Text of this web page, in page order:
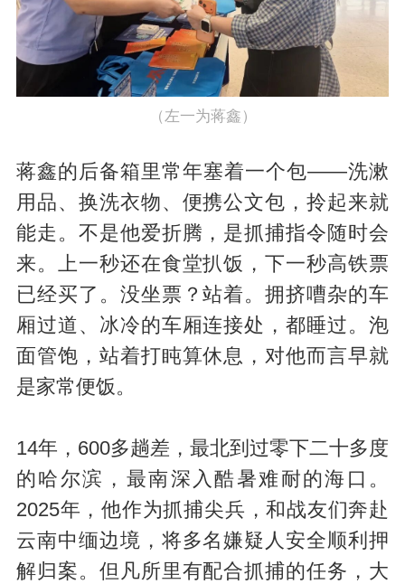
（左一为蒋鑫）
蒋鑫的后备箱里常年塞着一个包——洗漱
用品、换洗衣物、便携公文包，拎起来就
能走。不是他爱折腾，是抓捕指令随时会
来。上一秒还在食堂扒饭，下一秒高铁票
已经买了。没坐票？站着。拥挤嘈杂的车
厢过道、冰冷的车厢连接处，都睡过。泡
面管饱，站着打盹算休息，对他而言早就
是家常便饭。
14年，600多趟差，最北到过零下二十多度
的哈尔滨，最南深入酷暑难耐的海口。
2025年，他作为抓捕尖兵，和战友们奔赴
云南中缅边境，将多名嫌疑人安全顺利押
解归案。但凡所里有配合抓捕的任务，大